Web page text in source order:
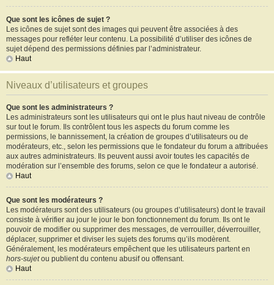
Que sont les icônes de sujet ?
Les icônes de sujet sont des images qui peuvent être associées à des
messages pour refléter leur contenu. La possibilité d’utiliser des icônes de
sujet dépend des permissions définies par l’administrateur.
Haut
Niveaux d’utilisateurs et groupes
Que sont les administrateurs ?
Les administrateurs sont les utilisateurs qui ont le plus haut niveau de contrôle
sur tout le forum. Ils contrôlent tous les aspects du forum comme les
permissions, le bannissement, la création de groupes d’utilisateurs ou de
modérateurs, etc., selon les permissions que le fondateur du forum a attribuées
aux autres administrateurs. Ils peuvent aussi avoir toutes les capacités de
modération sur l’ensemble des forums, selon ce que le fondateur a autorisé.
Haut
Que sont les modérateurs ?
Les modérateurs sont des utilisateurs (ou groupes d’utilisateurs) dont le travail
consiste à vérifier au jour le jour le bon fonctionnement du forum. Ils ont le
pouvoir de modifier ou supprimer des messages, de verrouiller, déverrouiller,
déplacer, supprimer et diviser les sujets des forums qu’ils modèrent.
Généralement, les modérateurs empêchent que les utilisateurs partent en
hors-sujetou publient du contenu abusif ou offensant.
Haut